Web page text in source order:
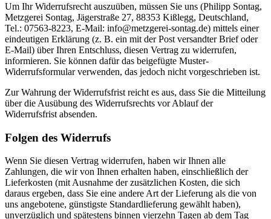
Um Ihr Widerrufsrecht auszuüben, müssen Sie uns (Philipp Sontag,
Metzgerei Sontag, Jägerstraße 27, 88353 Kißlegg, Deutschland,
Tel.: 07563-8223, E-Mail: info@metzgerei-sontag.de) mittels einer
eindeutigen Erklärung (z. B. ein mit der Post versandter Brief oder
E-Mail) über Ihren Entschluss, diesen Vertrag zu widerrufen,
informieren. Sie können dafür das beigefügte Muster-
Widerrufsformular verwenden, das jedoch nicht vorgeschrieben ist.
Zur Wahrung der Widerrufsfrist reicht es aus, dass Sie die Mitteilung
über die Ausübung des Widerrufsrechts vor Ablauf der
Widerrufsfrist absenden.
Folgen des Widerrufs
Wenn Sie diesen Vertrag widerrufen, haben wir Ihnen alle
Zahlungen, die wir von Ihnen erhalten haben, einschließlich der
Lieferkosten (mit Ausnahme der zusätzlichen Kosten, die sich
daraus ergeben, dass Sie eine andere Art der Lieferung als die von
uns angebotene, günstigste Standardlieferung gewählt haben),
unverzüglich und spätestens binnen vierzehn Tagen ab dem Tag